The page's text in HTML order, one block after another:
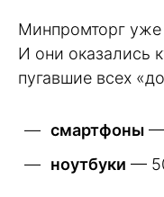
Минпромторг уже
И они оказались
пугавшие всех
смартфоны —
ноутбуки —